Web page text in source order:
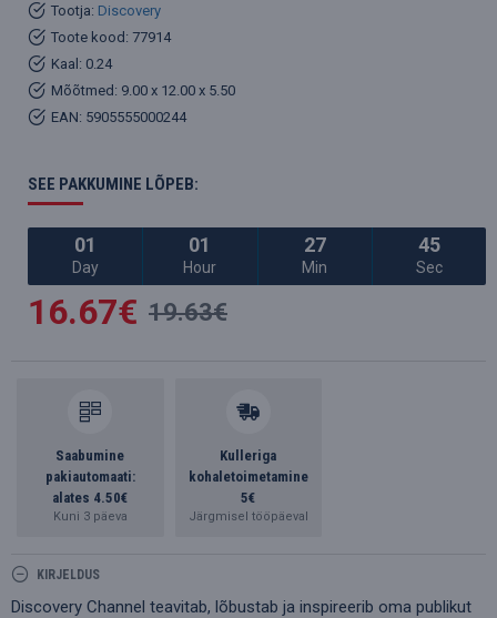
Tootja: Discovery
Toote kood: 77914
Kaal: 0.24
Mõõtmed: 9.00 x 12.00 x 5.50
EAN: 5905555000244
SEE PAKKUMINE LÕPEB:
01
Day
01
Hour
27
Min
44
Sec
16.67€ 19.63€
Saabumine
pakiautomaati:
alates 4.50€
Kuni 3 päeva
Kulleriga
kohaletoimetamine
5€
Järgmisel tööpäeval
KIRJELDUS
Discovery Channel teavitab, lõbustab ja inspireerib oma publikut